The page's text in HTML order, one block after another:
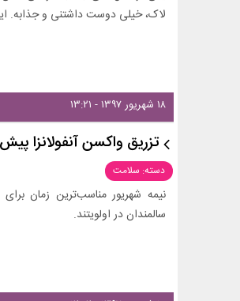
لاک، خیلی دوست داشتنی و جذابه.
۱۸ شهریور ۱۳۹۷ - ۱۳:۲۱
تزریق واکسن آنفولانزا
دسته: سلامت
نیمه شهریور مناسب‌ترین زمان
سالمندان در اولویتند.